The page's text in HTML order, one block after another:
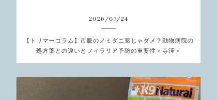
2026 /07/24
【トリマーコラム】市販のノミダニ薬じゃダメ？動物病院の
処方薬との違いとフィラリア予防の重要性＜寺澤＞